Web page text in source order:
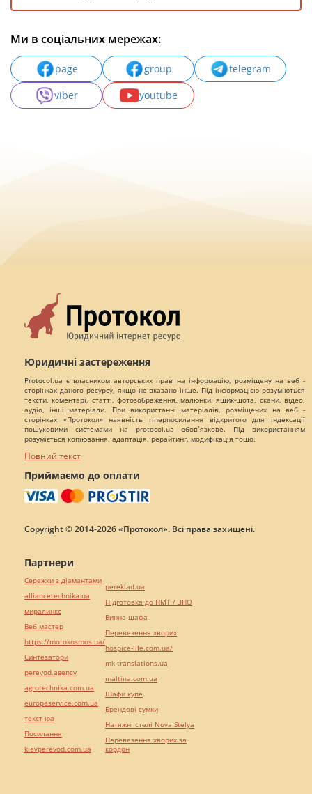
Ми в соціальних мережах:
page group
telegram
viber
youtube
Юридичні застереження
Protocol.ua є власником авторських прав на інформацію, розміщену на веб -
сторінках даного ресурсу, якщо не вказано інше. Під інформацією розуміються
тексти, коментарі, статті, фотозображення, малюнки, ящик-шота, скани, відео,
аудіо, інші матеріали. При використанні матеріалів, розміщених на веб -
сторінках «Протокол» наявність гіперпосилання відкритого для індексації
пошуковими системами на protocol.ua обов`язкове. Під використанням
розуміється копіювання, адаптація, рерайтинг, модифікація тощо.
Повний текст
Приймаємо до оплати
Copyright © 2014-2026 «Протокол». Всі права захищені.
Партнери
Сережки з діамантами
alliancetechnika.ua
миралинкс
Веб мастер
https://motokosmos.ua/
Синтезатори
perevod.agency
agrotechnika.com.ua
europeservice.com.ua
текст юа
Посилання
kievperevod.com.ua
pereklad.ua
Підготовка до НМТ / ЗНО
Винна шафа
Перевезення хворих
hospice-life.com.ua/
mk-translations.ua
maltina.com.ua
Шафи купе
Брендові сумки
Натяжні стелі Nova Stelya
Перевезення хворих за
кордон